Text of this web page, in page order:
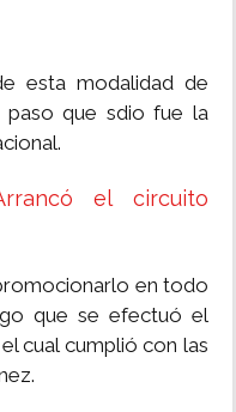
esta modalidad de
paso que sdio fue la
el circuito
en todo
que se efectuó el
cual cumplió con las